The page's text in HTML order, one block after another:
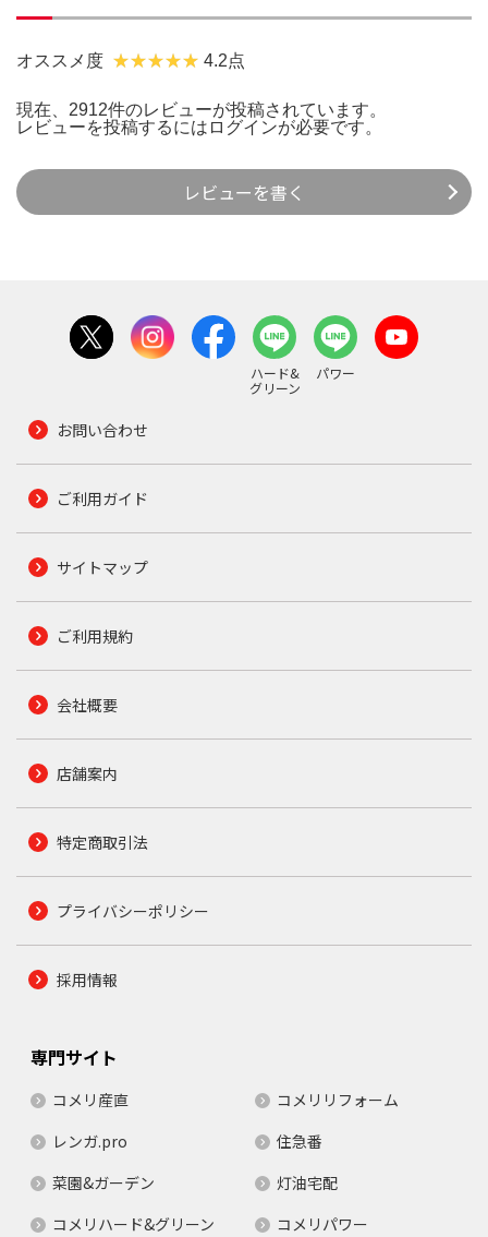
オススメ度 4.2点
現在、2912件のレビューが投稿されています。
レビューを投稿するには ログインが必要です。
レビューを書く
ハード&
グリーン
パワー
お問い合わせ
ご利用ガイド
サイトマップ
ご利用規約
会社概要
店舗案内
特定商取引法
プライバシーポリシー
採用情報
専門サイト
コメリ産直
コメリリフォーム
レンガ.pro
住急番
菜園&ガーデン
灯油宅配
コメリハード&グリーン
コメリパワー